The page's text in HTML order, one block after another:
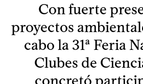
Con fuerte
proyectos
cabo la 31ª Feria
Clubes de
concretó